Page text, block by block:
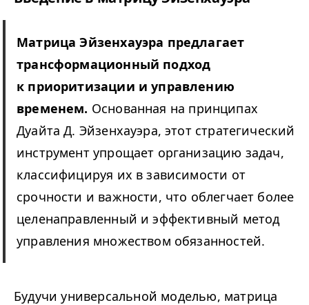
Матрица Эйзенхауэра предлагает
трансформационный подход
к приоритизации и управлению
временем. Основанная на принципах
Дуайта Д. Эйзенхауэра, этот стратегический
инструмент упрощает организацию задач,
классифицируя их в зависимости от
срочности и важности, что облегчает более
целенаправленный и эффективный метод
управления множеством обязанностей.
Будучи универсальной моделью, матрица